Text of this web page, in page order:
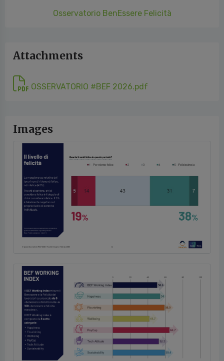
Osservatorio BenEssere Felicità
Attachments
OSSERVATORIO #BEF 2026.pdf
Images